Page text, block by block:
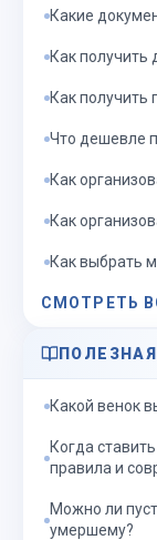
Какие
Как получить
Как получить
Что дешевле
Как
Как
Как выбрать
СМОТРЕТЬ
Какой венок
Когда
правила и
Можно ли
умершему?